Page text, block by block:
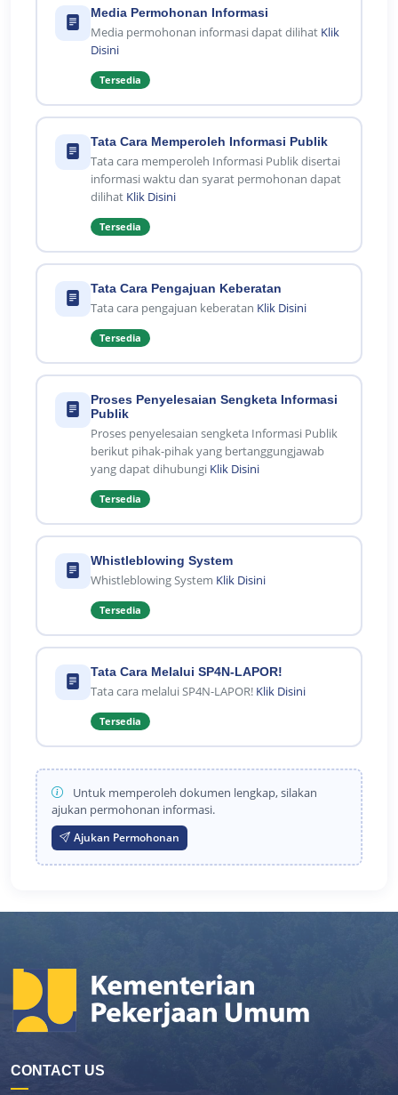
Media Permohonan Informasi
Media permohonan informasi dapat dilihat Klik
Disini
Tersedia
Tata Cara Memperoleh Informasi Publik
Tata cara memperoleh Informasi Publik disertai
informasi waktu dan syarat permohonan dapat
dilihat Klik Disini
Tersedia
Tata Cara Pengajuan Keberatan
Tata cara pengajuan keberatan Klik Disini
Tersedia
Proses Penyelesaian Sengketa Informasi
Publik
Proses penyelesaian sengketa Informasi Publik
berikut pihak-pihak yang bertanggungjawab
yang dapat dihubungi Klik Disini
Tersedia
Whistleblowing System
Whistleblowing System Klik Disini
Tersedia
Tata Cara Melalui SP4N-LAPOR!
Tata cara melalui SP4N-LAPOR! Klik Disini
Tersedia
Untuk memperoleh dokumen lengkap, silakan
ajukan permohonan informasi.
Ajukan Permohonan
CONTACT US